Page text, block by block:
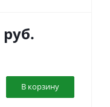
руб.
В корзину